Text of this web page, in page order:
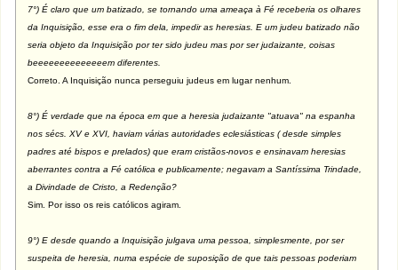
7°) É claro que um batizado, se tornando uma ameaça à Fé receberia os olhares
da Inquisição, esse era o fim dela, impedir as heresias. E um judeu batizado não
seria objeto da Inquisição por ter sido judeu mas por ser judaizante, coisas
beeeeeeeeeeeeeem diferentes.
Correto. A Inquisição nunca perseguiu judeus em lugar nenhum.
8°) É verdade que na época em que a heresia judaizante "atuava" na espanha
nos sécs. XV e XVI, haviam várias autoridades eclesiásticas ( desde simples
padres até bispos e prelados) que eram cristãos-novos e ensinavam heresias
aberrantes contra a Fé católica e publicamente; negavam a Santíssima Trindade,
a Divindade de Cristo, a Redenção?
Sim. Por isso os reis católicos agiram.
9°) E desde quando a Inquisição julgava uma pessoa, simplesmente, por ser
suspeita de heresia, numa espécie de suposição de que tais pessoas poderiam